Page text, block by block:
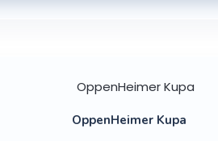
OppenHeimer Kupa